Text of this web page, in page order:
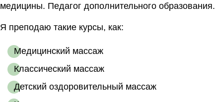
медицины. Педагог дополнительного образования.
Я преподаю такие курсы, как:
Медицинский массаж
Классический массаж
Детский оздоровительный массаж